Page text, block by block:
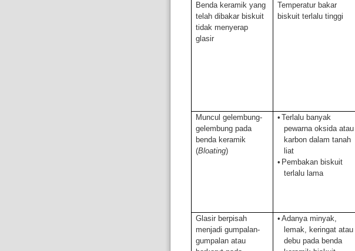
Benda keramik yang
telah dibakar biskuit
tidak menyerap
glasir
Temperatur bakar
biskuit terlalu tinggi
Muncul gelembung-
gelembung pada
benda keramik
(Bloating)
• Terlalu banyak
pewarna oksida atau
karbon dalam tanah
liat
• Pembakan biskuit
terlalu lama
Glasir berpisah
menjadi gumpalan-
gumpalan atau
• Adanya minyak,
lemak, keringat atau
debu pada benda